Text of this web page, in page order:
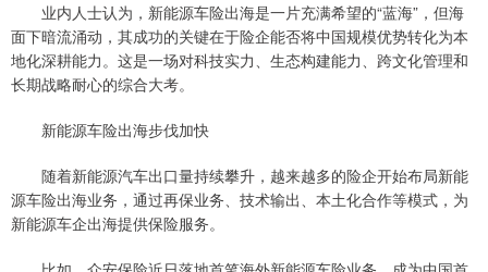
业内人士认为，新能源车险出海是一片充满希望的“蓝海”，但海
面下暗流涌动，其成功的关键在于险企能否将中国规模优势转化为本
地化深耕能力。这是一场对科技实力、生态构建能力、跨文化管理和
长期战略耐心的综合大考。
新能源车险出海步伐加快
随着新能源汽车出口量持续攀升，越来越多的险企开始布局新能
源车险出海业务，通过再保业务、技术输出、本土化合作等模式，为
新能源车企出海提供保险服务。